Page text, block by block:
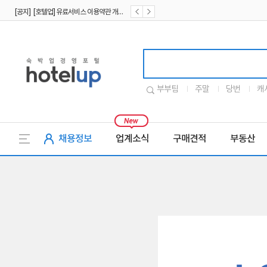
부부팀 주말 당번 캐
채용정보 업계소식 구매견적 부동산